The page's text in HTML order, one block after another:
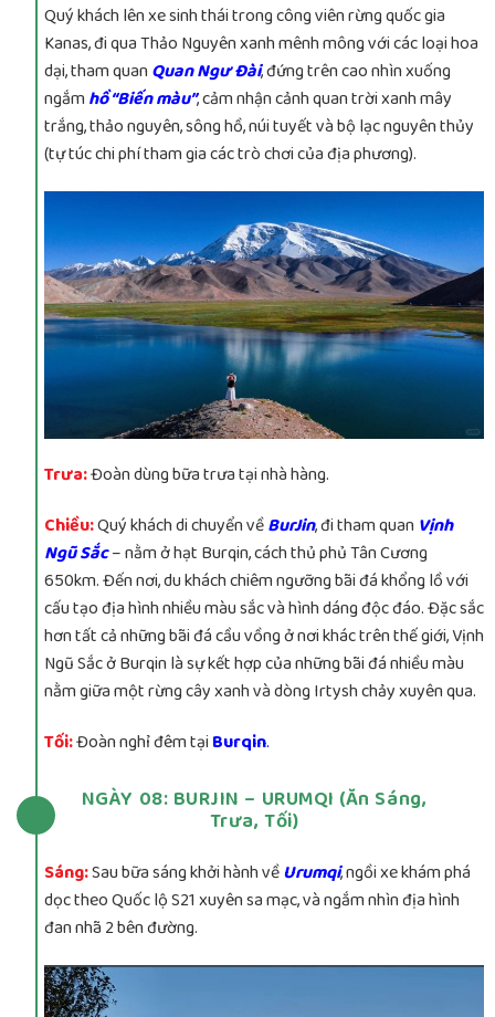
Quý khách lên xe sinh thái trong công viên rừng quốc gia
Kanas, đi qua Thảo Nguyên xanh mênh mông với các loại hoa
dại, tham quanQuan Ngư Đài, đứng trên cao nhìn xuống
ngắmhồ “Biến màu”, cảm nhận cảnh quan trời xanh mây
trắng, thảo nguyên, sông hồ, núi tuyết và bộ lạc nguyên thủy
(tự túc chi phí tham gia các trò chơi của địa phương).
Trưa:Đoàn dùng bữa trưa tại nhà hàng.
Chiều:Quý khách di chuyển vềBurJin, đi tham quan Vịnh
Ngũ Sắc– nằm ở hạt Burqin, cách thủ phủ Tân Cương
650km. Đến nơi, du khách chiêm ngưỡng bãi đá khổng lồ với
cấu tạo địa hình nhiều màu sắc và hình dáng độc đáo. Đặc sắc
hơn tất cả những bãi đá cầu vồng ở nơi khác trên thế giới, Vịnh
Ngũ Sắc ở Burqin là sự kết hợp của những bãi đá nhiều màu
nằm giữa một rừng cây xanh và dòng Irtysh chảy xuyên qua.
Tối:Đoàn nghỉ đêm tại Burqin.
NGÀY 08: BURJIN – URUMQI (Ăn Sáng,
Trưa, Tối)
Sáng:Sau bữa sáng khởi hành vềUrumqi, ngồi xe khám phá
dọc theo Quốc lộ S21 xuyên sa mạc, và ngắm nhìn địa hình
đan nhã 2 bên đường.